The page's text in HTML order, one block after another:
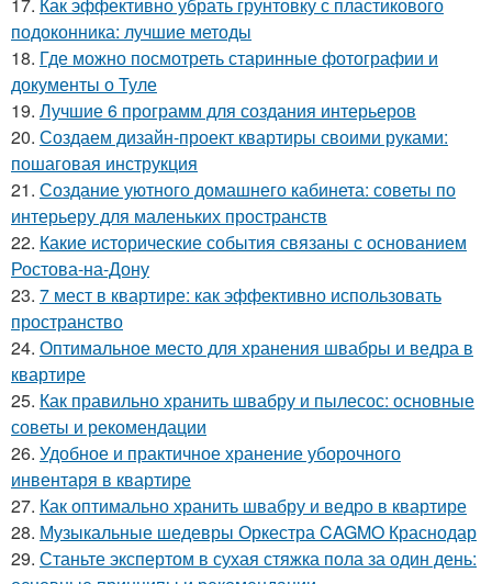
подоконника: лучшие методы
18. Где можно посмотреть старинные фотографии и
документы о Туле
19. Лучшие 6 программ для создания интерьеров
20. Создаем дизайн-проект квартиры своими руками:
пошаговая инструкция
21. Создание уютного домашнего кабинета: советы по
интерьеру для маленьких пространств
22. Какие исторические события связаны с основанием
Ростова-на-Дону
23. 7 мест в квартире: как эффективно использовать
пространство
24. Оптимальное место для хранения швабры и ведра в
квартире
25. Как правильно хранить швабру и пылесос: основные
советы и рекомендации
26. Удобное и практичное хранение уборочного
инвентаря в квартире
27. Как оптимально хранить швабру и ведро в квартире
28. Музыкальные шедевры Оркестра CAGMO Краснодар
29. Станьте экспертом в сухая стяжка пола за один день: